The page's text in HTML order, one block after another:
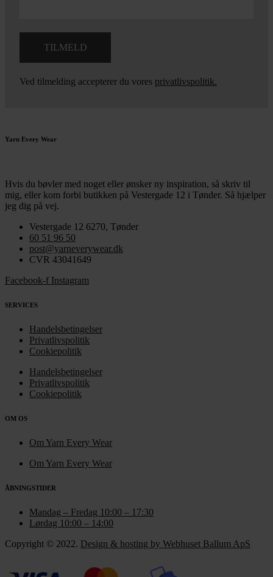
Ved tilmelding accepterer du vores privatlivspolitik.
Yarn Every Wear
Hvis du bøvler med noget eller ønsker ny inspiration, så skriv til
mig, eller kom forbi butikken på Vestergade 12 i Tønder. Så hjælper
jeg dig på vej.
Vestergade 12 6270, Tønder
60 51 96 50
post@yarneverywear.dk
CVR 43041649
Facebook-f Instagram
SERVICES
Handelsbetingelser
Privatlivspolitik
Cookiepolitik
Handelsbetingelser
Privatlivspolitik
Cookiepolitik
OM OS
Om Yarn Every Wear
Om Yarn Every Wear
ÅBNINGSTIDER
Mandag – Fredag 10:00 – 17:30
Lørdag 10:00 – 14:00
Copyright © 2022. Design & hosting by Webhuset Ballum ApS